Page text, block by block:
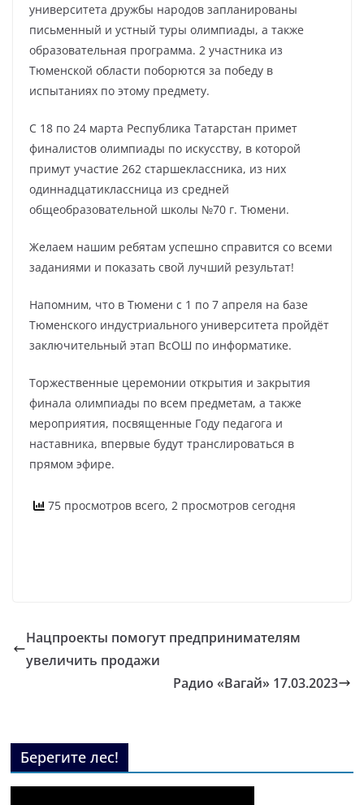
университета дружбы народов запланированы
письменный и устный туры олимпиады, а также
образовательная программа. 2 участника из
Тюменской области поборются за победу в
испытаниях по этому предмету.
С 18 по 24 марта Республика Татарстан примет
финалистов олимпиады по искусству, в которой
примут участие 262 старшеклассника, из них
одиннадцатиклассница из средней
общеобразовательной школы №70 г. Тюмени.
Желаем нашим ребятам успешно справится со всеми
заданиями и показать свой лучший результат!
Напомним, что в Тюмени с 1 по 7 апреля на базе
Тюменского индустриального университета пройдёт
заключительный этап ВсОШ по информатике.
Торжественные церемонии открытия и закрытия
финала олимпиады по всем предметам, а также
мероприятия, посвященные Году педагога и
наставника, впервые будут транслироваться в
прямом эфире.
75 просмотров всего, 2 просмотров сегодня
Нацпроекты помогут предпринимателям
увеличить продажи
Радио «Вагай» 17.03.2023
Берегите лес!